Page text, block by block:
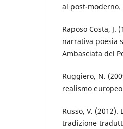
al post-moderno.
Raposo Costa,
narrativa poesia
Ambasciata del
Ruggiero, N.
realismo
Russo, V.
tradizione